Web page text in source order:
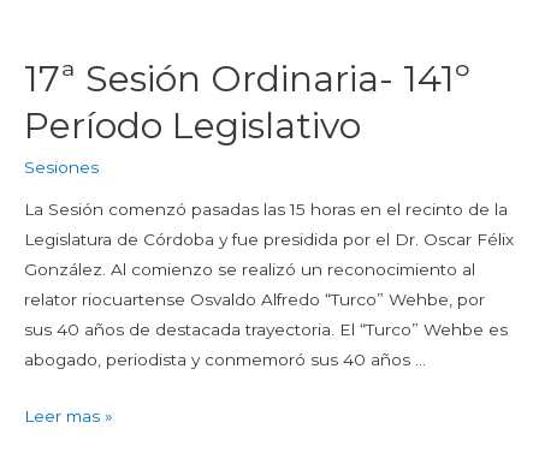
17ª Sesión Ordinaria- 141º
Período Legislativo
Sesiones
La Sesión comenzó pasadas las 15 horas en el recinto de la
Legislatura de Córdoba y fue presidida por el Dr. Oscar Félix
González. Al comienzo se realizó un reconocimiento al
relator riocuartense Osvaldo Alfredo “Turco” Wehbe, por
sus 40 años de destacada trayectoria. El “Turco” Wehbe es
abogado, periodista y conmemoró sus 40 años …
Leer mas »